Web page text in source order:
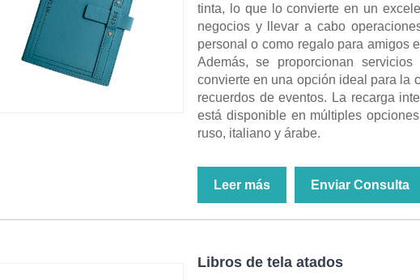
tinta, lo que lo convierte en un
negocios y llevar a cabo
personal o como regalo para amigos
Además, se proporcionan
convierte en una opción ideal para la
recuerdos de eventos. La recarga
está disponible en múltiples
ruso, italiano y árabe.
Leer más Enviar Consulta
Libros de tela atados